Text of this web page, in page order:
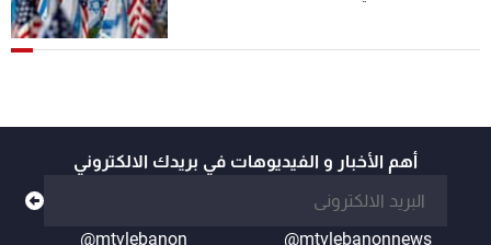
أهم الأخبار و الفيديوهات في بريدك الالكتروني
@mtvlebanonnews
@mtvlebanon